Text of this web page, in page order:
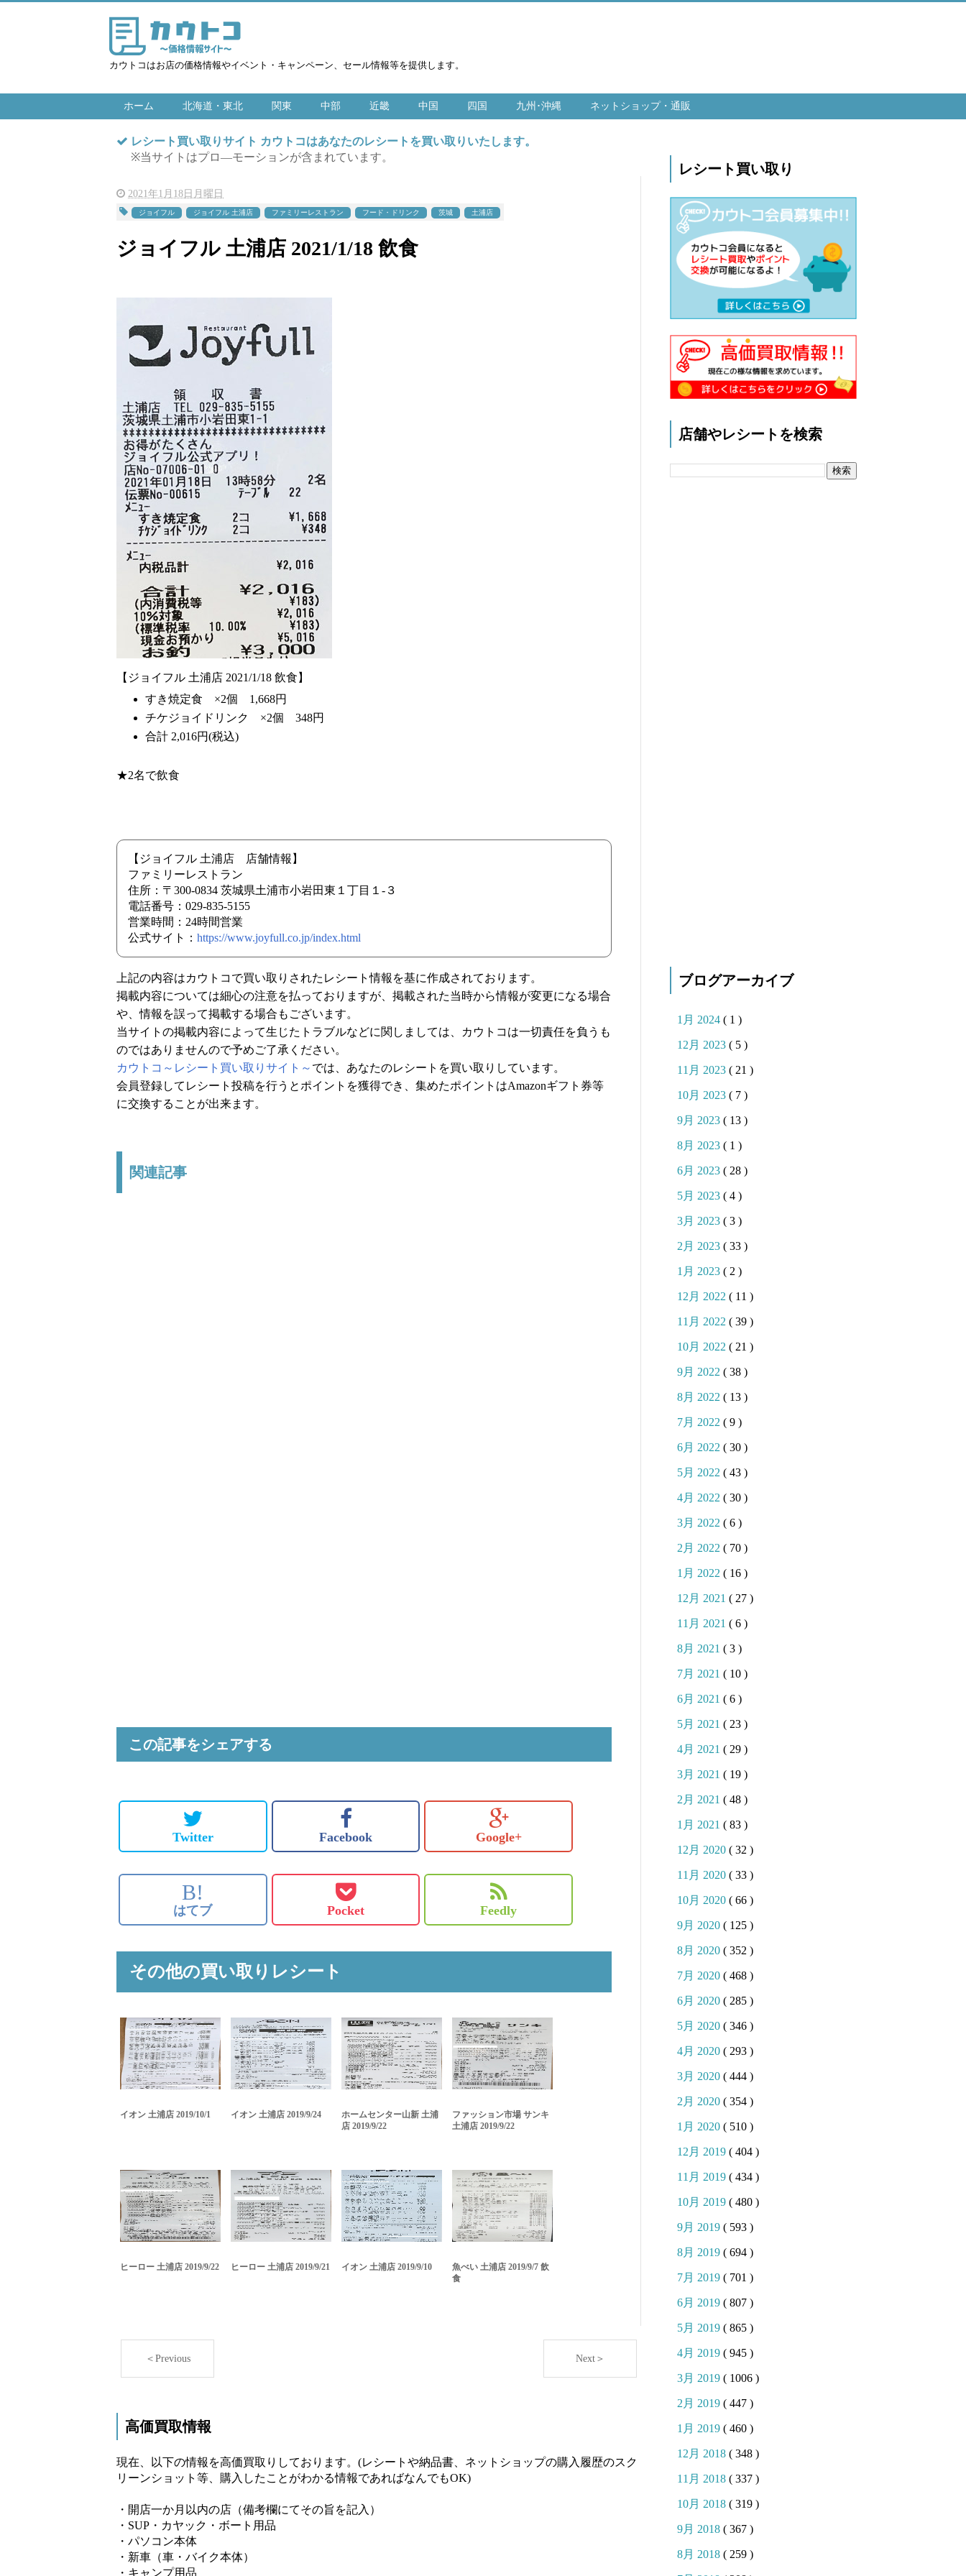
カウトコはお店の価格情報やイベント・キャンペーン、セール情報等を提供します。
ホーム 北海道・東北 関東 中部 近畿 中国 四国 九州･沖縄 ネットショップ・通販
レシート買い取りサイト カウトコはあなたのレシートを買い取りいたします。
※当サイトはプロ―モーションが含まれています。
2021年1月18日月曜日
ジョイフル ジョイフル 土浦店 ファミリーレストラン フード・ドリンク 茨城 土浦店
ジョイフル 土浦店 2021/1/18 飲食
【ジョイフル 土浦店 2021/1/18 飲食】
すき焼定食 ×2個 1,668円
チケジョイドリンク ×2個 348円
合計 2,016円(税込)
★2名で飲食
【ジョイフル 土浦店 店舗情報】
ファミリーレストラン
住所：〒300-0834 茨城県土浦市小岩田東１丁目１-３
電話番号：029-835-5155
営業時間：24時間営業
公式サイト： https://www.joyfull.co.jp/index.html
上記の内容はカウトコで買い取りされたレシート情報を基に作成されております。
掲載内容については細心の注意を払っておりますが、掲載された当時から情報が変更になる場合
や、情報を誤って掲載する場合もございます。
当サイトの掲載内容によって生じたトラブルなどに関しましては、カウトコは一切責任を負うも
のではありませんので予めご了承ください。
カウトコ～レシート買い取りサイト～ では、あなたのレシートを買い取りしています。
会員登録してレシート投稿を行うとポイントを獲得でき、集めたポイントはAmazonギフト券等
に交換することが出来ます。
関連記事
この記事をシェアする
Twitter Facebook Google+
B!
はてブ Pocket Feedly
その他の買い取りレシート
イオン 土浦店 2019/10/1 イオン 土浦店 2019/9/24
ホームセンター山新 土浦
店 2019/9/22
ファッション市場 サンキ
土浦店 2019/9/22
ヒーロー 土浦店 2019/9/22 ヒーロー 土浦店 2019/9/21 イオン 土浦店 2019/9/10
魚べい 土浦店 2019/9/7 飲
食
＜Previous Next＞
高価買取情報
現在、以下の情報を高価買取りしております。(レシートや納品書、ネットショップの購入履歴のスク
リーンショット等、購入したことがわかる情報であればなんでもOK)
・開店一か月以内の店（備考欄にてその旨を記入）
・SUP・カヤック・ボート用品
・パソコン本体
・新車（車・バイク本体）
・キャンプ用品
レシート買い取り
店舗やレシートを検索
ブログアーカイブ
1月 2024 ( 1 )
12月 2023 ( 5 )
11月 2023 ( 21 )
10月 2023 ( 7 )
9月 2023 ( 13 )
8月 2023 ( 1 )
6月 2023 ( 28 )
5月 2023 ( 4 )
3月 2023 ( 3 )
2月 2023 ( 33 )
1月 2023 ( 2 )
12月 2022 ( 11 )
11月 2022 ( 39 )
10月 2022 ( 21 )
9月 2022 ( 38 )
8月 2022 ( 13 )
7月 2022 ( 9 )
6月 2022 ( 30 )
5月 2022 ( 43 )
4月 2022 ( 30 )
3月 2022 ( 6 )
2月 2022 ( 70 )
1月 2022 ( 16 )
12月 2021 ( 27 )
11月 2021 ( 6 )
8月 2021 ( 3 )
7月 2021 ( 10 )
6月 2021 ( 6 )
5月 2021 ( 23 )
4月 2021 ( 29 )
3月 2021 ( 19 )
2月 2021 ( 48 )
1月 2021 ( 83 )
12月 2020 ( 32 )
11月 2020 ( 33 )
10月 2020 ( 66 )
9月 2020 ( 125 )
8月 2020 ( 352 )
7月 2020 ( 468 )
6月 2020 ( 285 )
5月 2020 ( 346 )
4月 2020 ( 293 )
3月 2020 ( 444 )
2月 2020 ( 354 )
1月 2020 ( 510 )
12月 2019 ( 404 )
11月 2019 ( 434 )
10月 2019 ( 480 )
9月 2019 ( 593 )
8月 2019 ( 694 )
7月 2019 ( 701 )
6月 2019 ( 807 )
5月 2019 ( 865 )
4月 2019 ( 945 )
3月 2019 ( 1006 )
2月 2019 ( 447 )
1月 2019 ( 460 )
12月 2018 ( 348 )
11月 2018 ( 337 )
10月 2018 ( 319 )
9月 2018 ( 367 )
8月 2018 ( 259 )